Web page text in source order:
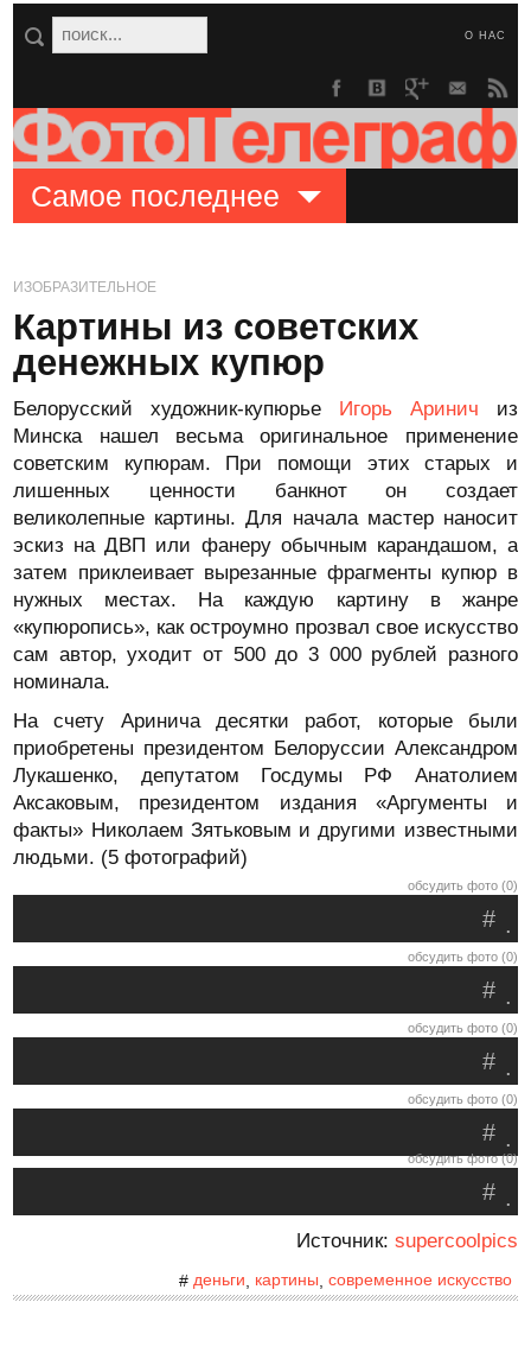
О НАС
Самое последнее
ИЗОБРАЗИТЕЛЬНОЕ
Картины из советских
денежных купюр
Белорусский художник-купюрье Игорь Аринич из
Минска нашел весьма оригинальное применение
советским купюрам. При помощи этих старых и
лишенных ценности банкнот он создает
великолепные картины. Для начала мастер наносит
эскиз на ДВП или фанеру обычным карандашом, а
затем приклеивает вырезанные фрагменты купюр в
нужных местах. На каждую картину в жанре
«купюропись», как остроумно прозвал свое искусство
сам автор, уходит от 500 до 3 000 рублей разного
номинала.
На счету Аринича десятки работ, которые были
приобретены президентом Белоруссии Александром
Лукашенко, депутатом Госдумы РФ Анатолием
Аксаковым, президентом издания «Аргументы и
факты» Николаем Зятьковым и другими известными
людьми. (5 фотографий)
обсудить фото (0)
.
#
обсудить фото (0)
.
#
обсудить фото (0)
.
#
обсудить фото (0)
.
#
обсудить фото (0)
.
#
Источник: supercoolpics
# деньги картины современное искусство